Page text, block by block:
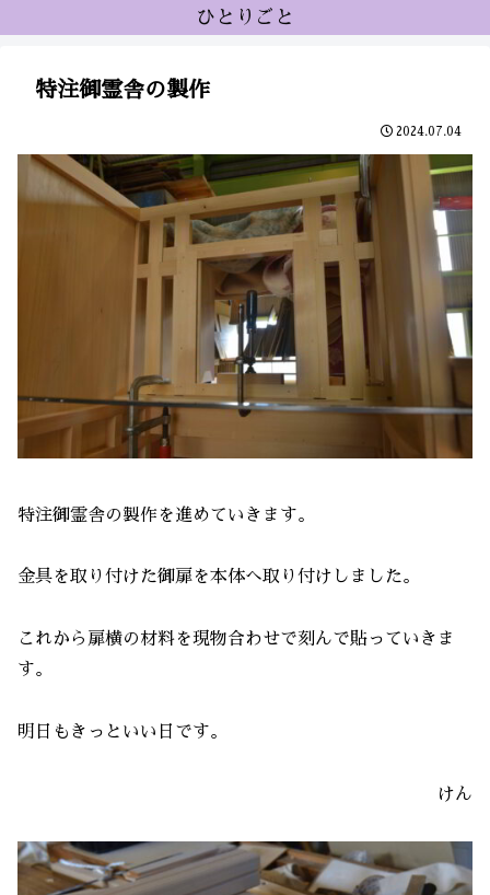
ひとりごと
特注御霊舎の製作
2024.07.04
特注御霊舎の製作を進めていきます。
金具を取り付けた御扉を本体へ取り付けしました。
これから扉横の材料を現物合わせで刻んで貼っていきま
す。
明日もきっといい日です。
けん